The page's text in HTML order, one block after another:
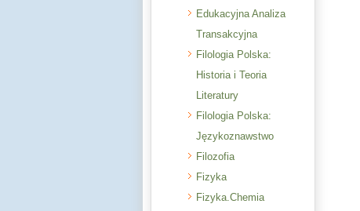
Edukacyjna Analiza
Transakcyjna
Filologia Polska:
Historia i Teoria
Literatury
Filologia Polska:
Językoznawstwo
Filozofia
Fizyka
Fizyka.Chemia